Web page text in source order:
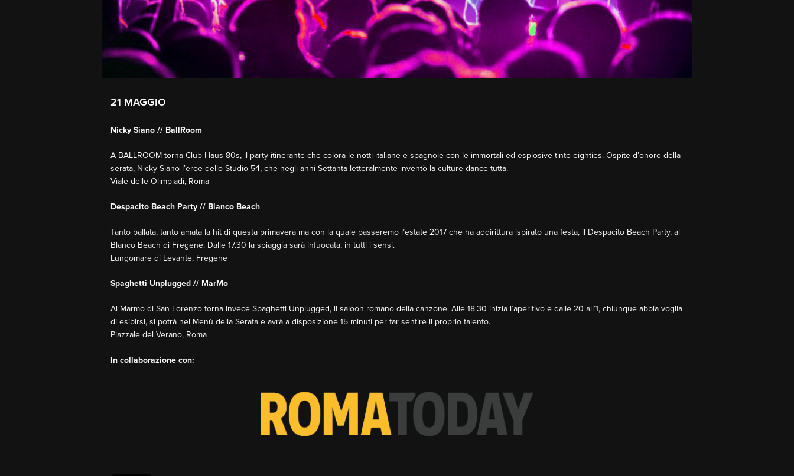
21 MAGGIO
Nicky Siano // BallRoom
A BALLROOM torna Club Haus 80s, il party itinerante che colora le notti italiane e spagnole con le immortali ed esplosive tinte eighties. Ospite d’onore della
serata, Nicky Siano l’eroe dello Studio 54, che negli anni Settanta letteralmente inventò la culture dance tutta.
Viale delle Olimpiadi, Roma
Despacito Beach Party // Blanco Beach
Tanto ballata, tanto amata la hit di questa primavera ma con la quale passeremo l’estate 2017 che ha addirittura ispirato una festa, il Despacito Beach Party, al
Blanco Beach di Fregene. Dalle 17.30 la spiaggia sarà infuocata, in tutti i sensi.
Lungomare di Levante, Fregene
Spaghetti Unplugged // MarMo
Al Marmo di San Lorenzo torna invece Spaghetti Unplugged, il saloon romano della canzone. Alle 18.30 inizia l’aperitivo e dalle 20 all’1, chiunque abbia voglia
di esibirsi, si potrà nel Menù della Serata e avrà a disposizione 15 minuti per far sentire il proprio talento.
Piazzale del Verano, Roma
In collaborazione con: